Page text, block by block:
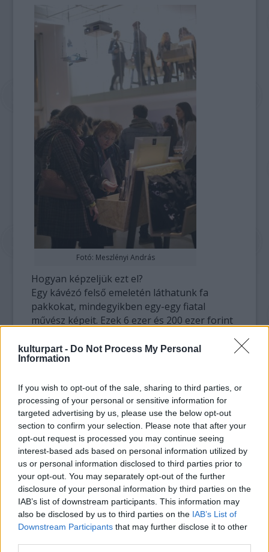
kulturpart - Do Not Process My Personal
Information
If you wish to opt-out of the sale, sharing to third parties, or
processing of your personal or sensitive information for
targeted advertising by us, please use the below opt-out
section to confirm your selection. Please note that after your
opt-out request is processed you may continue seeing
interest-based ads based on personal information utilized by
us or personal information disclosed to third parties prior to
your opt-out. You may separately opt-out of the further
disclosure of your personal information by third parties on the
IAB’s list of downstream participants. This information may
also be disclosed by us to third parties on the IAB’s List of
Downstream Participants that may further disclose it to other
Fotó: Meszlényi András
Hogyan képzeljük ezt el?
Egy kávézó felső emeletén láthatunk fa
pakkokat, mindegyikben egy-egy fiatal
művész képeit. Ezek 6 ezer és 200 ezer forint
Nem kell megértenünk a galéria rendszert és
csillagászati összegekért vadásznunk az
legtöbbször pályakezdő művészek is
lehetőséget kapnak műveik értékesítésére,
akkor, amikor a nevükből még nem
gazdagodhatnak meg. A pakk_art a vásárló
és az alkotó réteg között igyekszik a
legegyszerűbb és leghatékonyabb tér
kialakítására.
A megnyitón többnyire fiatalok jelentek meg.
„Nem biztosan a későbbi vevőink” - jegyezte
meg Mártonffy Zoltán, szervező. Ez azonban
még nem ok aggodalomra, mivel a képek